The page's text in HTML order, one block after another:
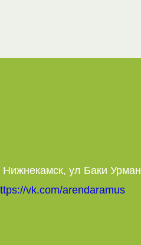
Нижнекамск, ул Баки
vk.com/arendaramus